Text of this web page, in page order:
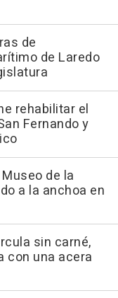
de
de Laredo
rehabilitar el
Fernando y
de la
a la anchoa en
sin carné,
con una acera